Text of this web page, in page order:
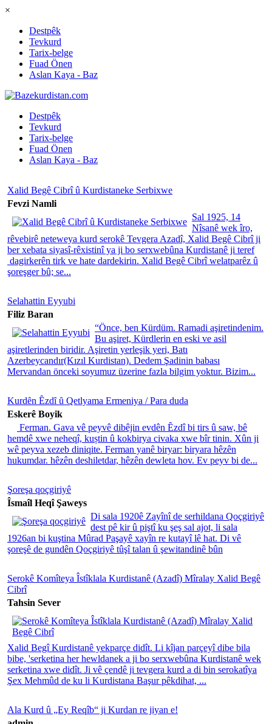
×
Destpêk
Tevkurd
Tarix-belge
Fuad Önen
Aslan Kaya - Baz
Destpêk
Tevkurd
Tarix-belge
Fuad Önen
Aslan Kaya - Baz
Xalid Begê Cibrî û Kurdistaneke Serbixwe
Fevzi Namli
Sal 1925, 14
Nîsanê wek îro,
rêvebirê neteweya kurd serokê Tevgera Azadî, Xalid Begê Cibrî ji
ber xebata siyasî-rêxistinî ya ji bo serxwebûna Kurdistanê ji teref
dagirkerên tirk ve hate dardekirin. Xalid Begê Cibrî welatparêz û
şoreşger bû; se...
Selahattin Eyyubi
Filiz Baran
“Önce, ben Kürdüm. Ramadi aşiretindenim.
Bu aşiret, Kürdlerin en eski ve asil
aşiretlerinden biridir. Aşiretin yerleşik yeri, Batı
Azerbeycandır(Kızıl Kurdistan). Dedem Şadinin babası
Mervandan önceki soyumuz üzerine fazla bilgim yoktur. Bizim...
Kurdȇn Ȇzdȋ ȗ Qetlyama Ermeniya / Para duda
Eskerê Boyik
Ferman. Gava vê peyvê dibêjin evdên Ȇzdî bi tirs û saw, bê
hemdê xwe neheqî, kuștin û kokbirya civaka xwe bîr tinin. Xûn ji
wê peyva xezeb diniqite. Ferman yanê biryar: biryara hêzên
hukumdar. hêzên deshiletdar, hêzên dewleta hov. Ev peyv bi de...
Şoreşa qoçgiriyê
Îsmaîl Heqî Şaweys
Di sala 1920ê Zayînî de serhildana Qoçgiriyê
dest pê kir û piştî ku şeş sal ajot, li sala
1926an bi kuştina Mûrad Paşayê xayîn re kutayî lê hat. Di vê
şoreşê de gundên Qoçgiriyê tûşî talan û şewitandinê bûn
Serokê Komîteya Îstîklala Kurdistanê (Azadî) Mîralay Xalid Begê
Cibrî
Tahsin Sever
Xalid Begî Kurdistanê yekparçe didît. Li kîjan parçeyî dibe bila
bibe, 'serketina her hewldanek a ji bo serxwebûna Kurdistanê wek
serketina xwe didît. Ji vê çendê ji tevgera kurd a di bin serokatîya
Şex Mehmûd de ku li Kurdistana Başur pêkdihat, ...
Ala Kurd û „Ey Reqîb“ ji Kurdan re jiyan e!